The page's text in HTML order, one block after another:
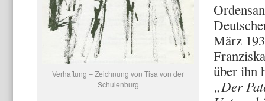
Verhaftung – Zeichnung von Tisa von der
Schulenburg
März
über ihn
„Der